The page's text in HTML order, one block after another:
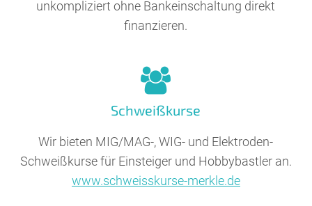
unkompliziert ohne Bankeinschaltung direkt
finanzieren.
Schweißkurse
Wir bieten MIG/MAG-, WIG- und Elektroden-
Schweißkurse für Einsteiger und Hobbybastler an.
www.schweisskurse-merkle.de